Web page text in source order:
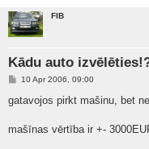
FIB
Kādu auto
P
s
10 Apr 2006, 09:00
gatavojos pirkt mašinu, bet
mašīnas vērtība ir +-